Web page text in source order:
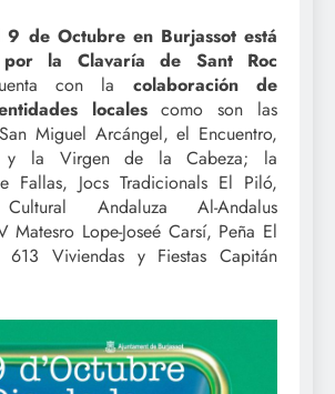
9 de Octubre en Burjassot está
por la Clavaría de Sant Roc
con la colaboración de
localescomo son las
Miguel Arcángel, el Encuentro,
y la Virgen de la Cabeza; la
Fallas, Jocs Tradicionals El Piló,
Andaluza Al-Andalus
Matesro Lope-Joseé Carsí, Peña El
613 Viviendas y Fiestas Capitán